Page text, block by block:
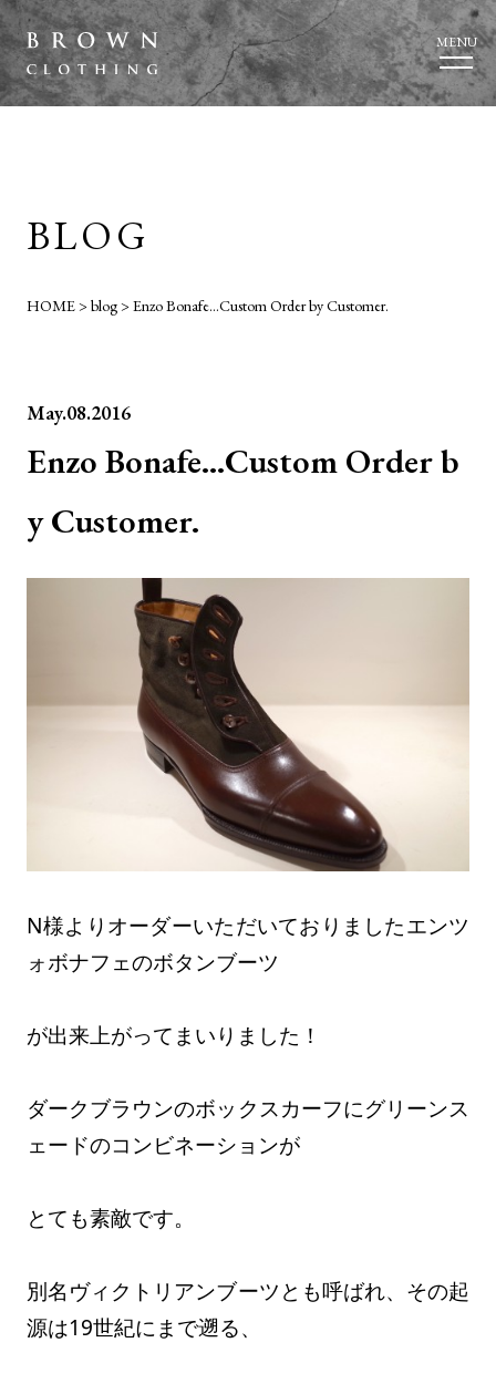
MENU
BLOG
HOME>blog>Enzo Bonafe…Custom Order by Customer.
May.08.2016
Enzo Bonafe…Custom Order b
y Customer.
N様よりオーダーいただいておりましたエンツ
ォボナフェのボタンブーツ
が出来上がってまいりました！
ダークブラウンのボックスカーフにグリーンス
ェードのコンビネーションが
とても素敵です。
別名ヴィクトリアンブーツとも呼ばれ、その起
源は19世紀にまで遡る、